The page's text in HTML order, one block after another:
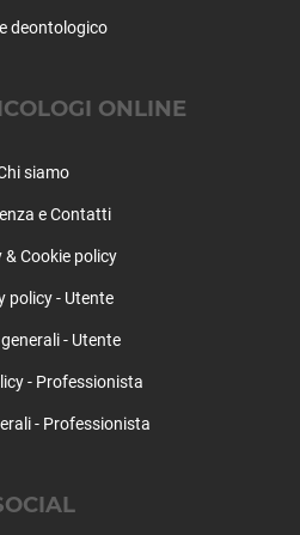
deontologico
ONLINE
siamo
e Contatti
& Cookie policy
policy - Utente
- Utente
- Professionista
- Professionista